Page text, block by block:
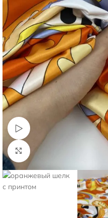
Смотреть видео
Нажмите, чтобы